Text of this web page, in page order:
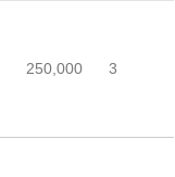
250,000 3